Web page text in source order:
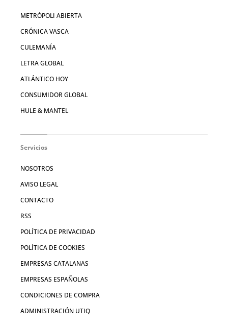
METRÓPOLI ABIERTA
CRÓNICA VASCA
CULEMANÍA
LETRA GLOBAL
ATLÁNTICO HOY
CONSUMIDOR GLOBAL
HULE & MANTEL
Servicios
NOSOTROS
AVISO LEGAL
CONTACTO
RSS
POLÍTICA DE PRIVACIDAD
POLÍTICA DE COOKIES
EMPRESAS CATALANAS
EMPRESAS ESPAÑOLAS
CONDICIONES DE COMPRA
ADMINISTRACIÓN UTIQ